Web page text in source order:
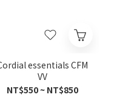
essentials CFM
VV
NT$550 ~ NT$850